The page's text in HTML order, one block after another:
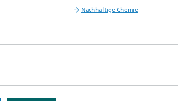
Nachhaltige Chemie